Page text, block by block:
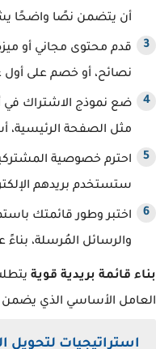
أن يتضمن نصًا واضحًا
قدم محتوى مجاني أو
نصائح، أو خصم على أول
ضع نموذج الاشتراك في
مثل الصفحة الرئيسية،
احترم خصوصية
ستستخدم بريدهم
اختبر وطور قائمتك
والرسائل المُرسلة،
بناء قائمة بريدية قوية
العامل الأساسي الذي
استراتيجيات لتحويل